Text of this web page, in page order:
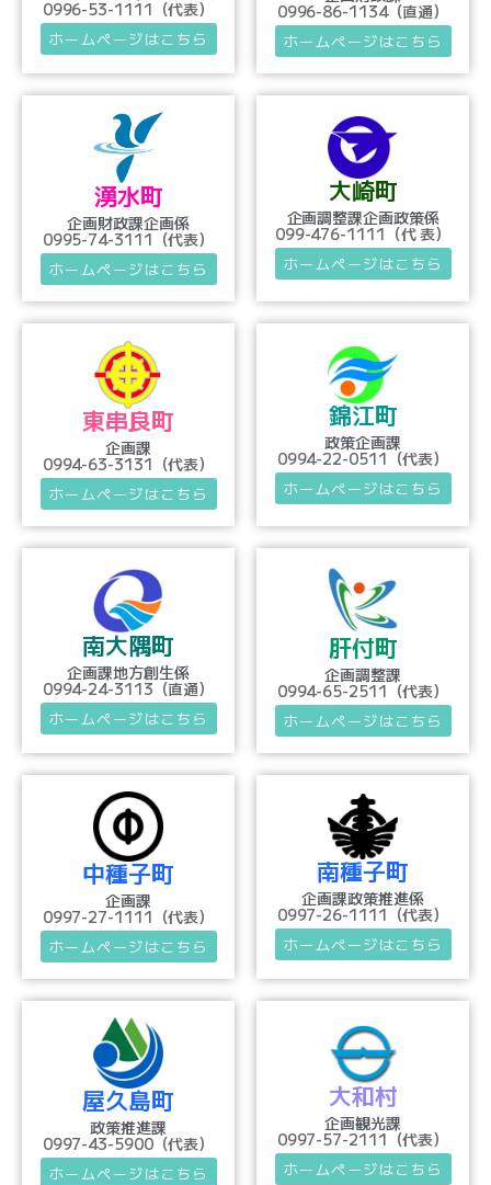
0996-53-1111（代表）
ホームページはこちら
0996-86-1134（直通）
ホームページはこちら
湧水町
企画財政課企画係
0995-74-3111（代表）
ホームページはこちら
大崎町
企画調整課企画政策係
099-476-1111（代 表）
ホームページはこちら
東串良町
企画課
0994-63-3131（代表）
ホームページはこちら
錦江町
政策企画課
0994-22-0511（代表）
ホームページはこちら
南大隅町
企画課地方創生係
0994-24-3113（直通）
ホームページはこちら
肝付町
企画調整課
0994-65-2511（代表）
ホームページはこちら
中種子町
企画課
0997-27-1111（代表）
ホームページはこちら
南種子町
企画課政策推進係
0997-26-1111（代表）
ホームページはこちら
屋久島町
政策推進課
0997-43-5900（代表）
ホームページはこちら
大和村
企画観光課
0997-57-2111（代表）
ホームページはこちら